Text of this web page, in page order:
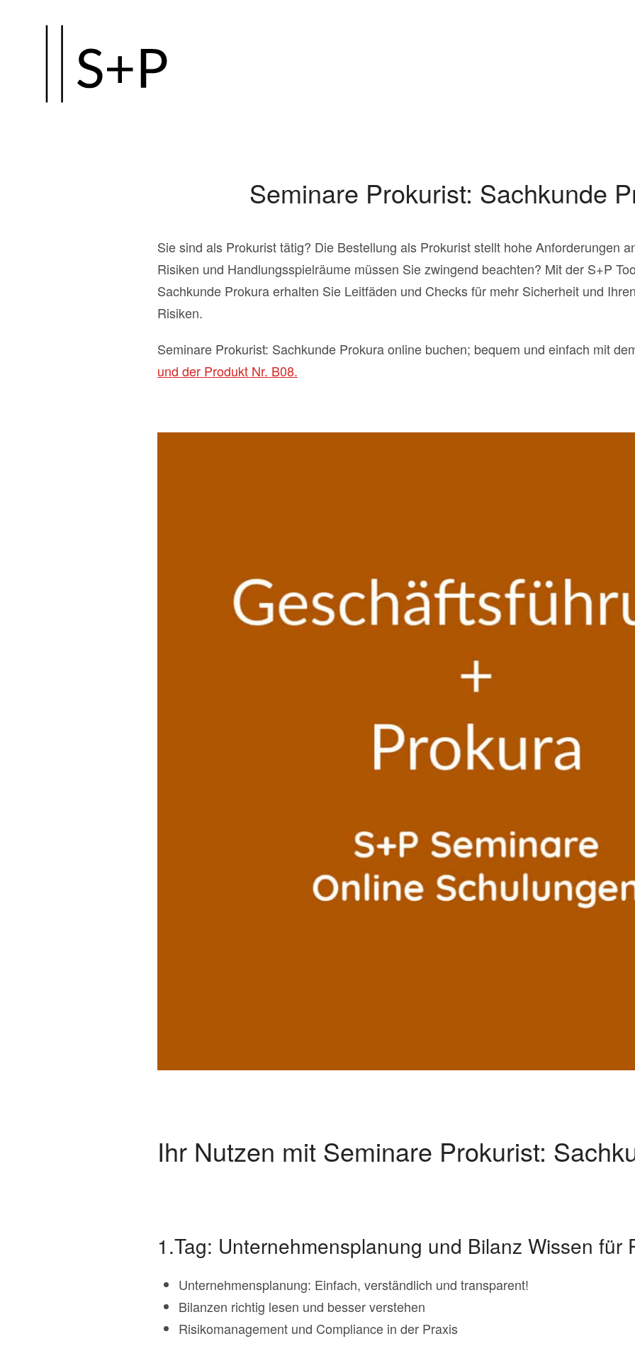
Hauptinhalt
Seminare Prokurist: Sachkunde
Sie sind als Prokurist tätig? Die Bestellung als Prokurist stellt hohe Anforderungen
Risiken und Handlungsspielräume müssen Sie zwingend beachten? Mit der S+P
Sachkunde Prokura erhalten Sie Leitfäden und Checks für mehr Sicherheit und
Risiken.
Seminare Prokurist: Sachkunde Prokura online buchen; bequem und einfach mit
und der Produkt Nr. B08.
Ihr Nutzen mit Seminare Prokurist:
1.Tag: Unternehmensplanung und Bilanz Wissen für
Unternehmensplanung: Einfach, verständlich und transparent!
Bilanzen richtig lesen und besser verstehen
Risikomanagement und Compliance in der Praxis